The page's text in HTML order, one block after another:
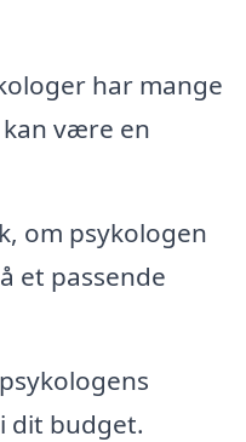
har mange
være en
om psykologen
et passende
dit budget.